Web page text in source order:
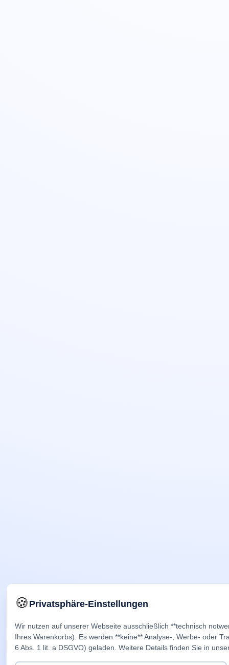
🍪Privatsphäre-Einstellungen
Wir nutzen auf unserer Webseite ausschließlich **technisch
Ihres Warenkorbs). Es werden **keine** Analyse-, Werbe- oder
6 Abs. 1 lit. a DSGVO) geladen. Weitere Details finden Sie in